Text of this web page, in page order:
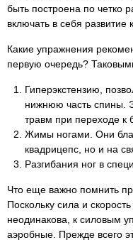
быть построена по четко
включать в себя
Какие упражнения
первую очередь?
Гиперэкстензию,
нижнюю часть спины.
травм при переходе к
Жимы ногами. Они
квадрицепс, но и на
Разгибания ног в
Что еще важно помнить
Поскольку сила и
неодинакова, к силовым
аэробные. Прежде всего